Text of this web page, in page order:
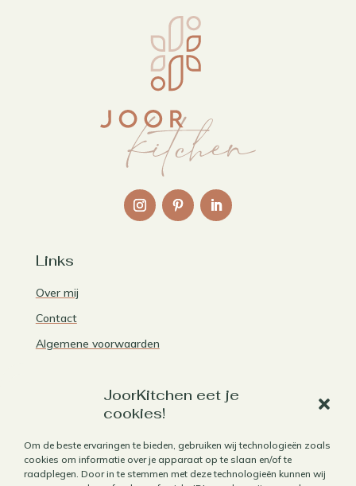
JoorKitchen eet je
cookies!
Om de beste ervaringen te bieden, gebruiken wij technologieën zoals
cookies om informatie over je apparaat op te slaan en/of te
raadplegen. Door in te stemmen met deze technologieën kunnen wij
Links
Over mij
Contact
Algemene voorwaarden
Herroepen aankoop